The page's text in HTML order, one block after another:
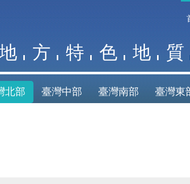
方 特 色 地 質
北部 臺灣中部 臺灣南部 臺灣東